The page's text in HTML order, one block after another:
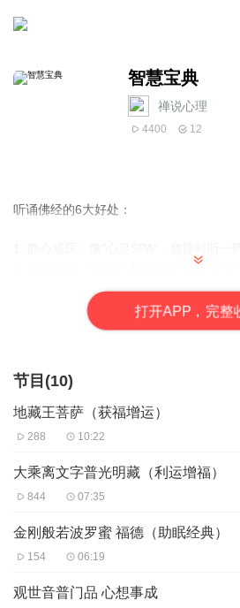
智慧宝典
禅说心理
4400 12
听诵佛经的6大好处：
2. 改善睡眠：睡前听柔和佛经（如《心
3. 提升运气：佛经的正能量能潜移默化
4. 增长智慧：听多自然记住几句，遇到
6. 积累福报：就算听不懂，诚心听诵也
你。
小贴士：不用纠结听懂多少，当背景音乐
诚！
打开APP，完整
节目(10)
地藏王菩萨（获福增运）
288 10:22
大乘离文字普光明藏（利运增福）
844 07:35
金刚般若波罗蜜 福德（助眠经典）
154 06:19
观世音普门品 心想事成